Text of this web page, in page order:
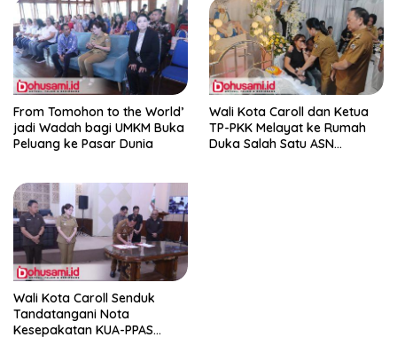
From Tomohon to the World’
jadi Wadah bagi UMKM Buka
Peluang ke Pasar Dunia
Wali Kota Caroll dan Ketua
TP-PKK Melayat ke Rumah
Duka Salah Satu ASN
Wali Kota Caroll Senduk
Tandatangani Nota
Kesepakatan KUA-PPAS